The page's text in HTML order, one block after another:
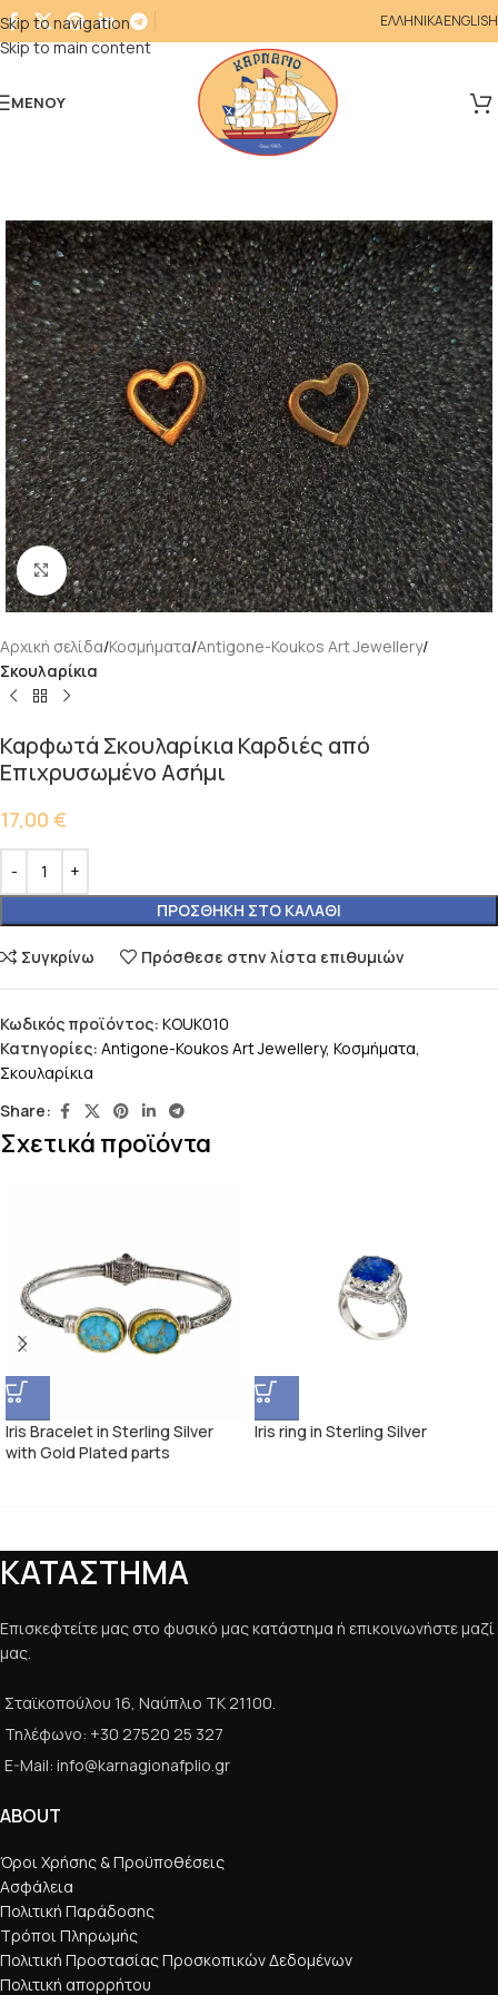
Skip to navigation
Skip to main content
ΕΛΛΗΝΙΚΑENGLISH
ΜΕΝΟΎ
Κάντε κλικ για μεγέθυνση
Αρχική σελίδα Κοσμήματα Antigone-Koukos Art Jewellery
Σκουλαρίκια
Καρφωτά Σκουλαρίκια Καρδιές από
Επιχρυσωμένο Ασήμι
17,00 €
ΠΡΟΣΘΉΚΗ ΣΤΟ ΚΑΛΆΘΙ
Συγκρίνω Πρόσθεσε στην λίστα επιθυμιών
Κωδικός προϊόντος: KOUK010
Κατηγορίες: Antigone-Koukos Art Jewellery, Κοσμήματα,
Σκουλαρίκια
Share:
Σχετικά προϊόντα
Iris Bracelet in Sterling Silver
with Gold Plated parts
Iris ring in Sterling Silver
ΚΑΤΑΣΤΗΜΑ
Επισκεφτείτε μας στο φυσικό μας κατάστημα ή επικοινωνήστε μαζί
μας.
Σταϊκοπούλου 16, Ναύπλιο ΤΚ 21100.
Τηλέφωνο: +30 27520 25 327
E-Mail: info@karnagionafplio.gr
ABOUT
Όροι Χρήσης & Προϋποθέσεις
Ασφάλεια
Πολιτική Παράδοσης
Τρόποι Πληρωμής
Πολιτική Προστασίας Προσκοπικών Δεδομένων
Πολιτική απορρήτου